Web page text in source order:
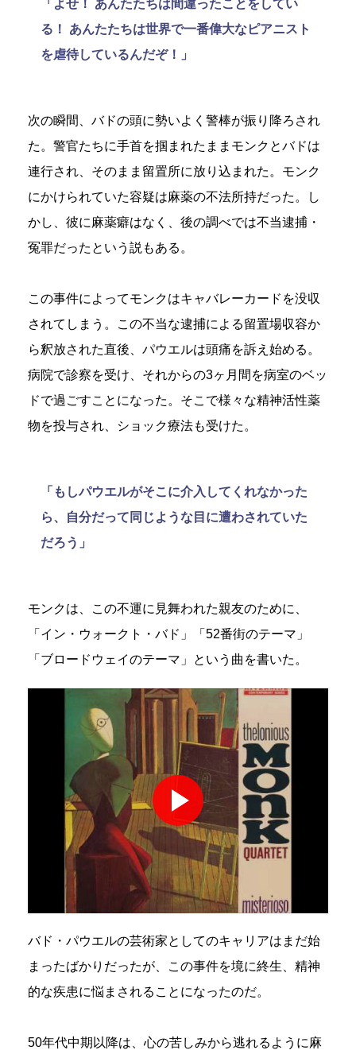
「よせ！ あんたたちは間違ったことをしてい
る！ あんたたちは世界で一番偉大なピアニスト
を虐待しているんだぞ！」
次の瞬間、バドの頭に勢いよく警棒が振り降ろされ
た。警官たちに手首を掴まれたままモンクとバドは
連行され、そのまま留置所に放り込まれた。モンク
にかけられていた容疑は麻薬の不法所持だった。し
かし、彼に麻薬癖はなく、後の調べでは不当逮捕・
冤罪だったという説もある。
この事件によってモンクはキャバレーカードを没収
されてしまう。この不当な逮捕による留置場収容か
ら釈放された直後、パウエルは頭痛を訴え始める。
病院で診察を受け、それからの3ヶ月間を病室のベッ
ドで過ごすことになった。そこで様々な精神活性薬
物を投与され、ショック療法も受けた。
「もしパウエルがそこに介入してくれなかった
ら、自分だって同じような目に遭わされていた
だろう」
モンクは、この不運に見舞われた親友のために、
「イン・ウォークト・バド」「52番街のテーマ」
「ブロードウェイのテーマ」という曲を書いた。
バド・パウエルの芸術家としてのキャリアはまだ始
まったばかりだったが、この事件を境に終生、精神
的な疾患に悩まされることになったのだ。
50年代中期以降は、心の苦しみから逃れるように麻